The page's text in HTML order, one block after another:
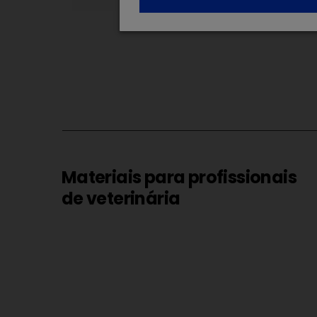
Materiais para profissionais
de veterinária